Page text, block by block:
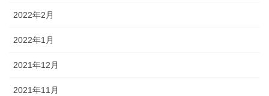
2022年2月
2022年1月
2021年12月
2021年11月